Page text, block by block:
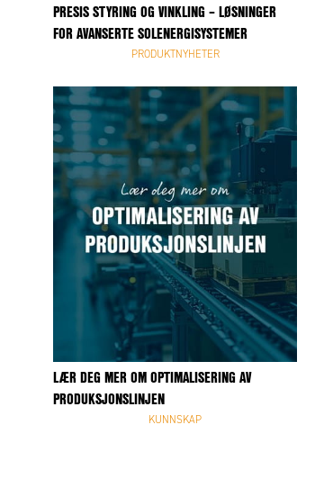
PRESIS STYRING OG VINKLING – LØSNINGER
FOR AVANSERTE SOLENERGISYSTEMER
PRODUKTNYHETER
LÆR DEG MER OM OPTIMALISERING AV
PRODUKSJONSLINJEN
KUNNSKAP